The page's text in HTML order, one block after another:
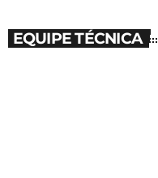
EQUIPE TÉCNICA